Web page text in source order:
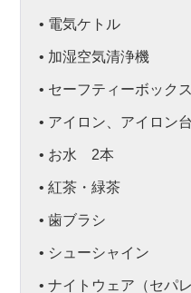
• 電気ケトル
• 加湿空気清浄機
• セーフティーボックス
• アイロン、アイロン台
• お水 2本
• 紅茶・緑茶
• 歯ブラシ
• シューシャイン
• ナイトウェア（セパ